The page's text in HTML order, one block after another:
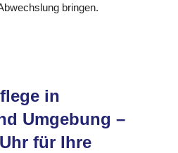
bringen.
in
Umgebung –
für Ihre